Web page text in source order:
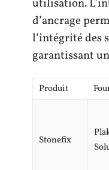
utilisation.
d’ancrage
l’intégrité des
garantissant
Produit
Stonefix